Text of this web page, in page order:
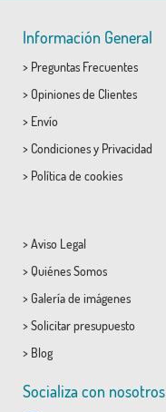
Información General
> Preguntas Frecuentes
> Opiniones de Clientes
> Envío
> Condicionesy Privacidad
> Política de cookies
> Aviso Legal
> Quiénes Somos
> Galería de imágenes
> Solicitar presupuesto
> Blog
Socializa con nosotros